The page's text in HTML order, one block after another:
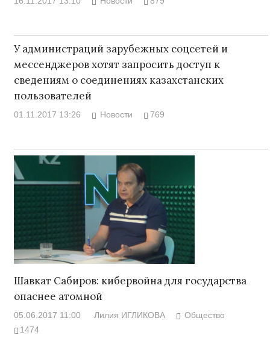
У администраций зарубежных соцсетей и
мессенджеров хотят запросить доступ к
сведениям о соединениях казахстанских
пользователей
01.11.2017 13:26 Новости 769
Шавкат Сабиров: кибервойна для государства
опаснее атомной
05.06.2017 11:00 Лилия ИГЛИКОВА
Общество
1474